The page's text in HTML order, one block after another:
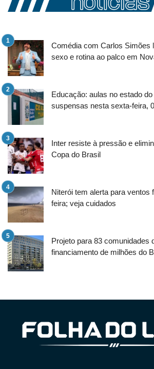
Comédia com Carlos Simões
sexo e rotina ao palco em
Educação: aulas no estado
suspensas nesta sexta-feira,
Inter resiste à pressão e
Copa do Brasil
Niterói tem alerta para ventos
feira; veja cuidados
Projeto para 83 comunidades
financiamento de milhões do